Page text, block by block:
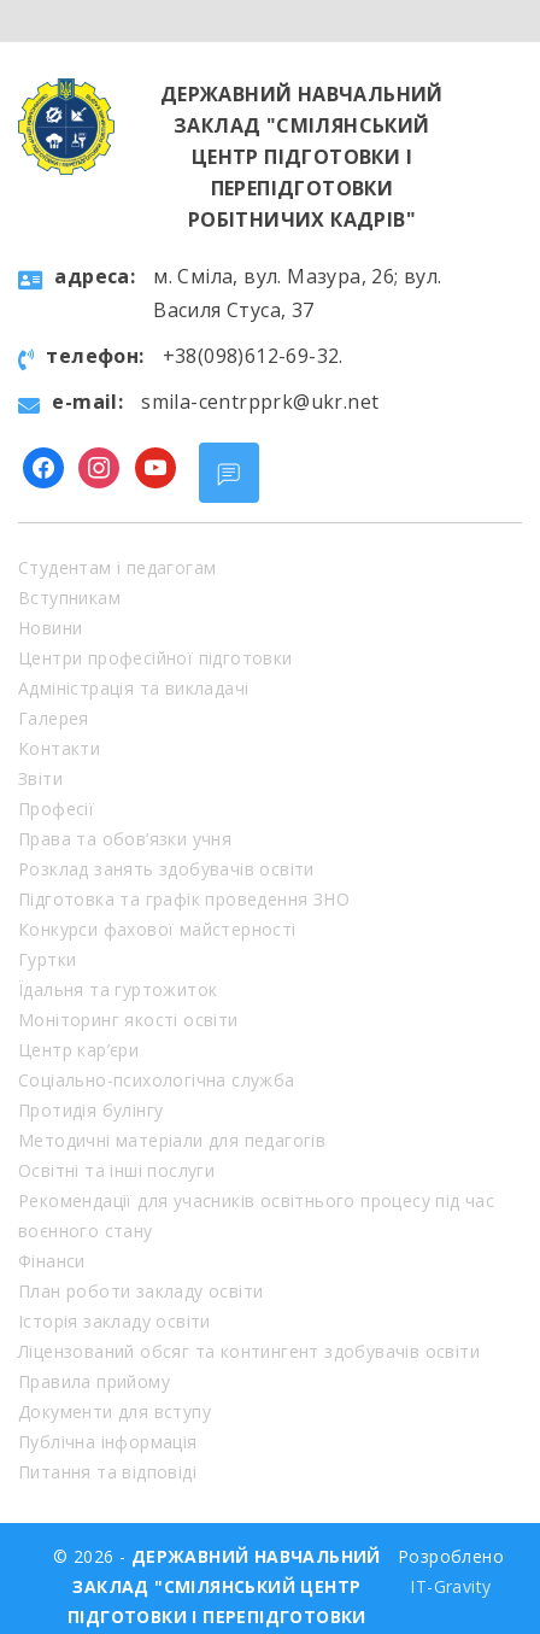
висококваліфікованих майбутніх фахівцях. […]
ДЕРЖАВНИЙ НАВЧАЛЬНИЙ
ЗАКЛАД "СМІЛЯНСЬКИЙ
ЦЕНТР ПІДГОТОВКИ І
ПЕРЕПІДГОТОВКИ
РОБІТНИЧИХ КАДРІВ"
aдресa:
м. Сміла, вул. Мазура, 26; вул.
Василя Стуса, 37
телефон:
+38(098)612-69-32.
e-mail:
smila-centrpprk@ukr.net
facebookinstagram
youtube
Студентам і педагогам
Вступникам
Новини
Центри професійної підготовки
Адміністрація та викладачі
Галерея
Контакти
Звіти
Професії
Права та обов’язки учня
Розклад занять здобувачів освіти
Підготовка та графік проведення ЗНО
Конкурси фахової майстерності
Гуртки
Їдальня та гуртожиток
Моніторинг якості освіти
Центр кар’єри
Соціально-психологічна служба
Протидія булінгу
Методичні матеріали для педагогів
Освітні та інші послуги
Рекомендації для учасників освітнього процесу під час
воєнного стану
Фінанси
План роботи закладу освіти
Історія закладу освіти
Ліцензований обсяг та контингент здобувачів освіти
Правила прийому
Документи для вступу
Публічна інформація
Питання та відповіді
© 2026 - ДЕРЖАВНИЙ НАВЧАЛЬНИЙ
ЗАКЛАД "СМІЛЯНСЬКИЙ ЦЕНТР
ПІДГОТОВКИ І ПЕРЕПІДГОТОВКИ
Розроблено
IT-Gravity